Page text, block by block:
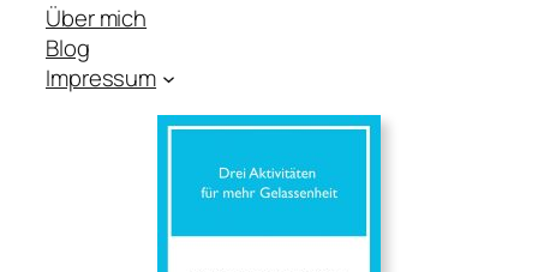
Über mich
Blog
Impressum